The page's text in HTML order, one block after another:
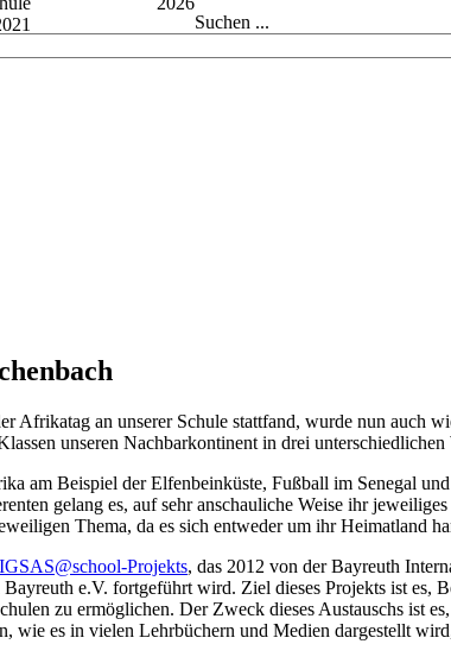
Suchen ...
Afrikatag an unserer Schule stattfand, wurde nun auch
unseren Nachbarkontinent in drei unterschiedlichen
am Beispiel der Elfenbeinküste, Fußball im Senegal
gelang es, auf sehr anschauliche Weise ihr
Thema, da es sich entweder um ihr Heimatland
Projekts, das 2012 von der Bayreuth
e.V. fortgeführt wird. Ziel dieses Projekts ist es,
zu ermöglichen. Der Zweck dieses Austauschs ist
es in vielen Lehrbüchern und Medien dargestellt